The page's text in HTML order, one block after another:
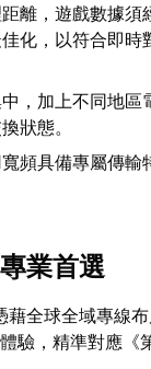
離，遊戲數據須
化，以符合即時
，加上不同地區
狀態。
頻具備專屬傳輸
業首選
藉全球全域專線
驗，精準對應《